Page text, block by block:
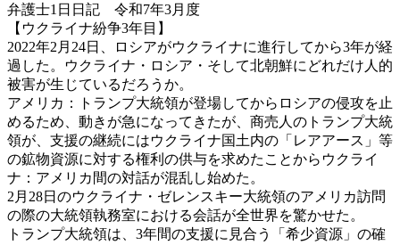
弁護士1日日記 令和7年3月度
【ウクライナ紛争3年目】
2022年2月24日、ロシアがウクライナに進行してから3年が経
過した。ウクライナ・ロシア・そして北朝鮮にどれだけ人的
被害が生じているだろうか。
アメリカ：トランプ大統領が登場してからロシアの侵攻を止
めるため、動きが急になってきたが、商売人のトランプ大統
領が、支援の継続にはウクライナ国土内の「レアアース」等
の鉱物資源に対する権利の供与を求めたことからウクライ
ナ：アメリカ間の対話が混乱し始めた。
2月28日のウクライナ・ゼレンスキー大統領のアメリカ訪問
の際の大統領執務室における会話が全世界を驚かせた。
トランプ大統領は、3年間の支援に見合う「希少資源」の確